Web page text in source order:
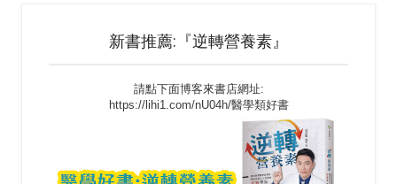
新書推薦:『逆轉營養素』
請點下面博客來書店網址:
https://lihi1.com/nU04h/醫學類好書